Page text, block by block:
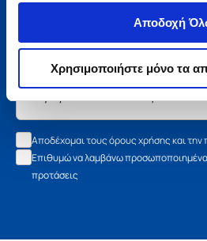
Αποδοχή
Χρησιμοποιήστε μόνο τα
Μάθετε τα νέα
Εγγραφείτε στο newsletter μας
νέα βιβλία, τις εξαιρετικές
Αποδέχομαι τους όρους χρήσης και την
Επιθυμώ να λαμβάνω προσωποποιημένα
προτάσεις